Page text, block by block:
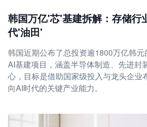
韩国万亿'芯'基建拆解：存储行
代'油田'
韩国近期公布了总投资逾1800万亿韩元
AI基建项目，涵盖半导体制造、先进封
心，目标是借助国家级投入与龙头企业
向AI时代的关键产业能力。